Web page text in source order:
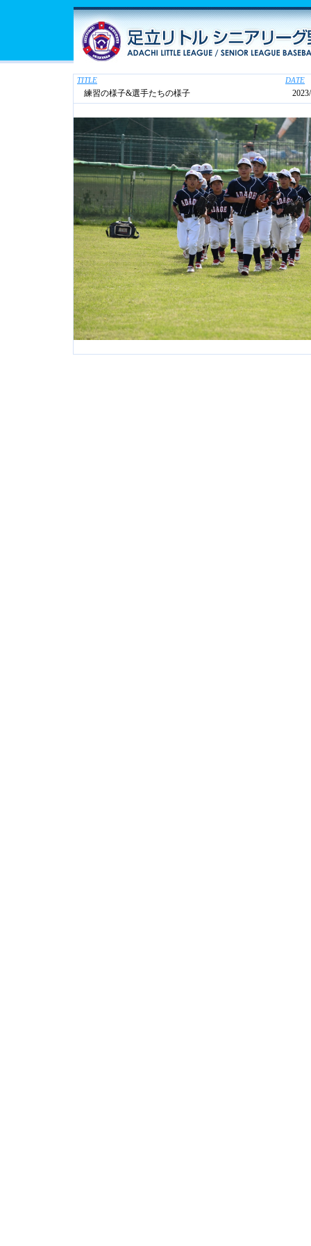
TITLE DATE
練習の様子&選手たちの様子